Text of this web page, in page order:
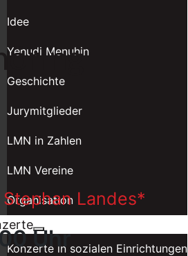
Idee
Yehudi Menuhin
Geschichte
Jurymitglieder
LMN in Zahlen
LMN Vereine
Organisation
Konzerte in sozialen Einrichtungen
Landes*
Uhr